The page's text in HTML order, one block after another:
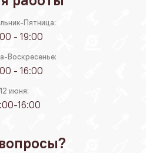
Пятница:
- 19:00
Воскресенье:
- 16:00
12 июня:
16:00